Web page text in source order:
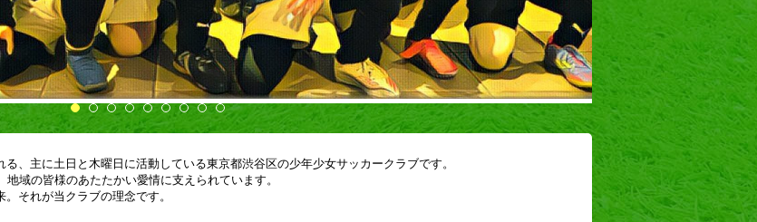
、主に土日と木曜日に活動している東京都渋谷区の少年少女サッカークラブです。
域の皆様のあたたかい愛情に支えられています。
それが当クラブの理念です。